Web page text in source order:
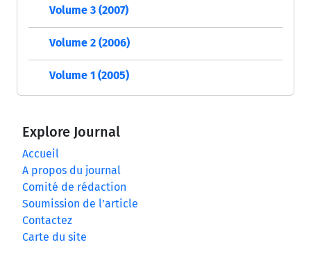
Volume 3 (2007)
Volume 2 (2006)
Volume 1 (2005)
Explore Journal
Accueil
A propos du journal
Comité de rédaction
Soumission de l’article
Contactez
Carte du site